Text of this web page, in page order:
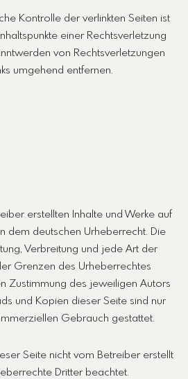
Kontrolle der verlinkten Seiten ist
einer Rechtsverletzung
von Rechtsverletzungen
umgehend entfernen.
erstellten Inhalte und Werke auf
dem deutschen Urheberrecht. Die
Verbreitung und jede Art der
Grenzen des Urheberrechtes
Zustimmung des jeweiligen Autors
und Kopien dieser Seite sind nur
Gebrauch gestattet.
Seite nicht vom Betreiber erstellt
Dritter beachtet.